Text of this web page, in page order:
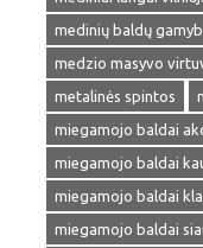
medinių baldų
medzio masyvo
metalinės spintos
miegamojo baldai
miegamojo baldai
miegamojo baldai
miegamojo baldai